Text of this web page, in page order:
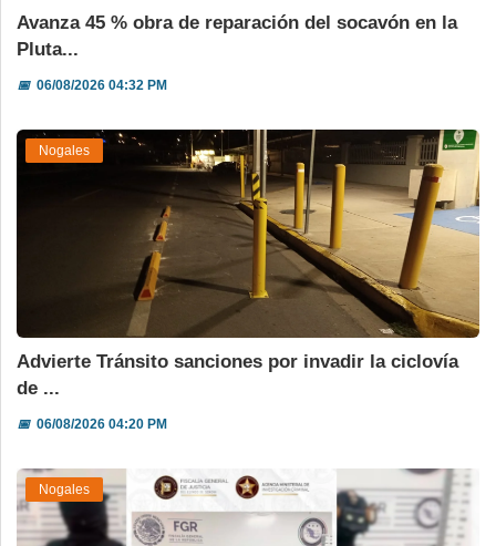
Avanza 45 % obra de reparación del socavón en la
Pluta...
📅06/08/2026 04:32 PM
Nogales
Advierte Tránsito sanciones por invadir la ciclovía
de ...
📅06/08/2026 04:20 PM
Nogales